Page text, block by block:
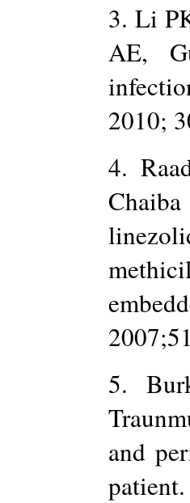
3. Li
AE,
2010;
4.
5.
and